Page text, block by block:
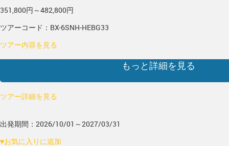
351,800円～482,800円
ツアーコード：BX-6SNH-HEBG33
ツアー内容を見る
もっと詳細を見る
ツアー詳細を見る
出発期間：2026/10/01～2027/03/31
♥お気に入りに追加